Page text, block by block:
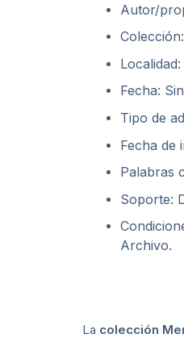
Autor/
Fecha:
Tipo de
Fecha de
Palabras
Soporte:
Archivo.
La colección